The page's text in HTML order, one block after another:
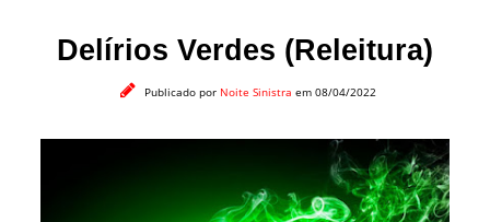
Delírios Verdes (Releitura)
Publicado por Noite Sinistra em 08/04/2022